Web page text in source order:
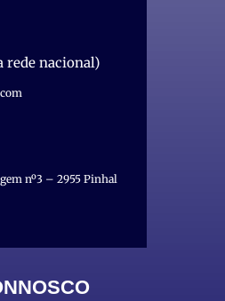
rede nacional)
nº3 – 2955 Pinhal